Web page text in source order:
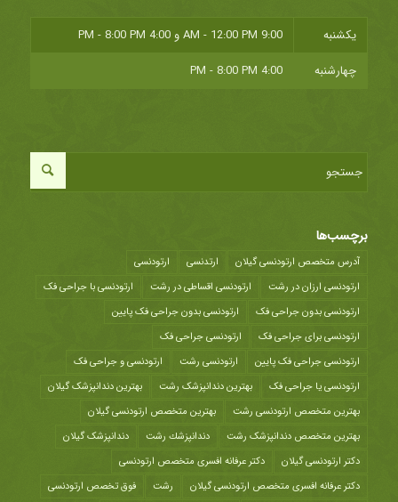
یکشنبه 9:00 AM - 12:00 PM و 4:00 PM - 8:00 PM
چهارشنبه
4:00 PM - 8:00 PM
برچسب‌ها
آدرس متخصص ارتودنسی گیلان ارتدنسی
ارتودنسی
ارتودنسی ارزان در رشت
ارتودنسی اقساطی در رشت
ارتودنسی با جراحی فک
ارتودنسی بدون جراحی فک
ارتودنسی بدون جراحی فک پایین
ارتودنسی برای جراحی فک
ارتودنسی جراحی فک
ارتودنسی جراحی فک پایین
ارتودنسی رشت
ارتودنسی و جراحی فک
ارتودنسی یا جراحی فک
بهترین دندانپزشک رشت
بهترین دندانپزشک گیلان
بهترین متخصص ارتودنسی رشت
بهترین متخصص ارتودنسی گیلان
بهترین متخصص دندانپزشک رشت
دندانپزشك رشت
دندانپزشک گیلان
دکتر ارتودنسی گیلان
دکتر عرفانه افسری متخصص ارتودنسی
دکتر عرفانه افسری متخصص ارتودنسی گیلان
رشت
فوق تخصص ارتودنسی